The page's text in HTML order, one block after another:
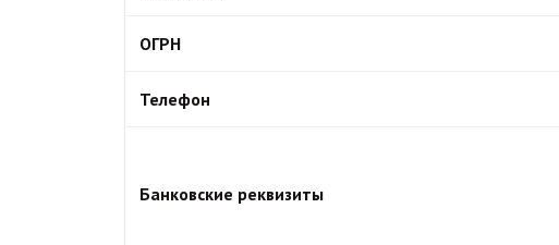
ОГРН
Телефон
Банковские реквизиты